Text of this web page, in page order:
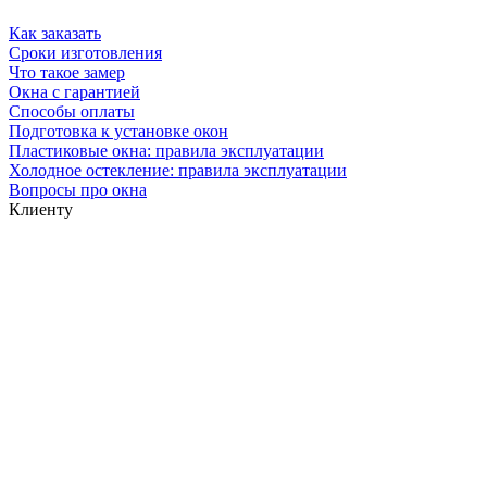
Как заказать
Сроки изготовления
Что такое замер
Окна с гарантией
Способы оплаты
Подготовка к установке окон
Пластиковые окна: правила эксплуатации
Холодное остекление: правила эксплуатации
Вопросы про окна
Клиенту